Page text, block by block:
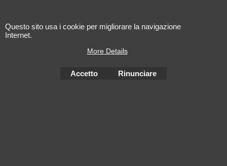
modération
Questo sito usa i cookie per migliorare la navigazione
Internet.
More Details
Accetto Rinunciare